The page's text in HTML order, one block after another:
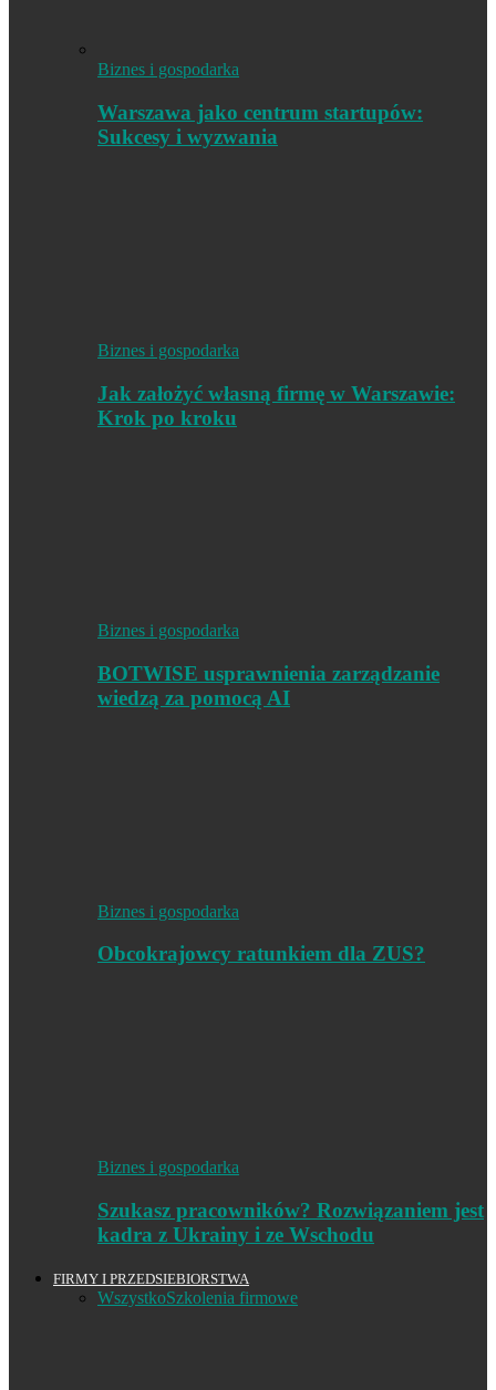
Biznes i gospodarka
Warszawa jako centrum startupów:
Sukcesy i wyzwania
Biznes i gospodarka
Jak założyć własną firmę w Warszawie:
Krok po kroku
Biznes i gospodarka
BOTWISE usprawnienia zarządzanie
wiedzą za pomocą AI
Biznes i gospodarka
Obcokrajowcy ratunkiem dla ZUS?
Biznes i gospodarka
Szukasz pracowników? Rozwiązaniem jest
kadra z Ukrainy i ze Wschodu
FIRMY I PRZEDSIEBIORSTWA
WszystkoSzkolenia firmowe